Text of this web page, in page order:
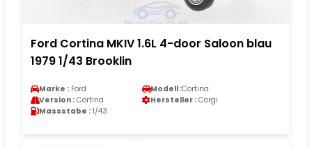
Ford Cortina MKIV 1.6L 4-door Saloon blau
1979 1/43 Brooklin
Marke : Ford Modell :Cortina
Version : Cortina Hersteller : Corgi
Massstabe : 1/43